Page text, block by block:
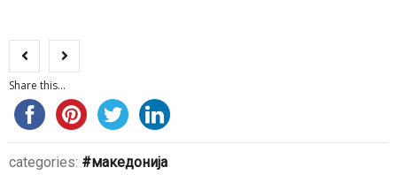
Share this...
categories: македонија